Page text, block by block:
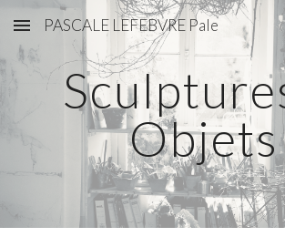
Skip to main content
PASCALE LEFEBVRE Pale
Objets